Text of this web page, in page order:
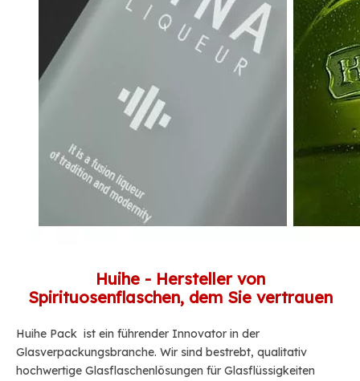
Huihe - Hersteller von
Spirituosenflaschen, dem Sie vertrauen
Huihe Pack ist ein führender Innovator in der
Glasverpackungsbranche. Wir sind bestrebt, qualitativ
hochwertige Glasflaschenlösungen für Glasflüssigkeiten